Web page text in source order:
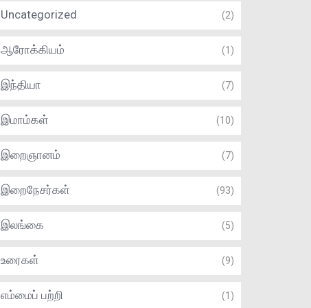
Uncategorized (2)
ஆரோக்கியம் (1)
இந்தியா (7)
இமாம்கள் (10)
இறைஞானம் (7)
இறைநேசர்கள் (93)
இலங்கை (5)
உரைகள் (9)
எம்மைப் பற்றி (1)